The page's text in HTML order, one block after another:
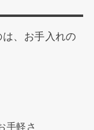
、お手入れの
手軽さ